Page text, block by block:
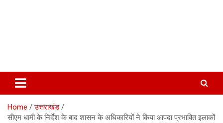
Home
उत्तराखंड
सीएम धामी के निर्देश के बाद शासन के अधिकारियों ने किया आपदा प्रभावित इलाकों